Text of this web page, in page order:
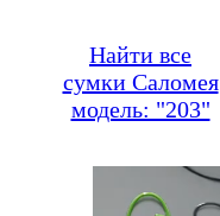
Найти все
сумки Саломея
модель: "203"